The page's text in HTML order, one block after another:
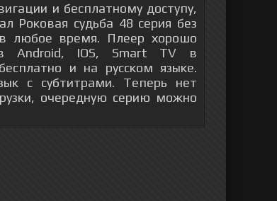
и бесплатному доступу,
Роковая судьба 48 серия без
любое время. Плеер хорошо
Android, IOS, Smart TV в
и на русском языке.
с субтитрами. Теперь нет
очередную серию можно